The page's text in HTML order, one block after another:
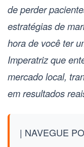
de perder
estratégias de
hora de você ter
Imperatrizque
mercado local,
em resultados
| NAVEGUE